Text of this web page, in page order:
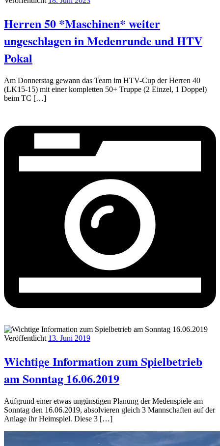
Herren 50 *Maschinen* weiter
ungeschlagen in Medenrunde und HTV
Pokal
Am Donnerstag gewann das Team im HTV-Cup der Herren 40
(LK15-15) mit einer kompletten 50+ Truppe (2 Einzel, 1 Doppel)
beim TC […]
Veröffentlicht 13. Juni 2019
Wichtige Information zum Spielbetrieb
am Sonntag 16.06.2019
Aufgrund einer etwas ungünstigen Planung der Medenspiele am
Sonntag den 16.06.2019, absolvieren gleich 3 Mannschaften auf der
Anlage ihr Heimspiel. Diese 3 […]